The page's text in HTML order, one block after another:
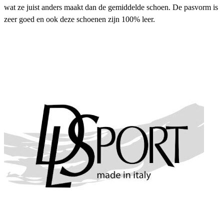
wat ze juist anders maakt dan de gemiddelde schoen. De pasvorm is
zeer goed en ook deze schoenen zijn 100% leer.